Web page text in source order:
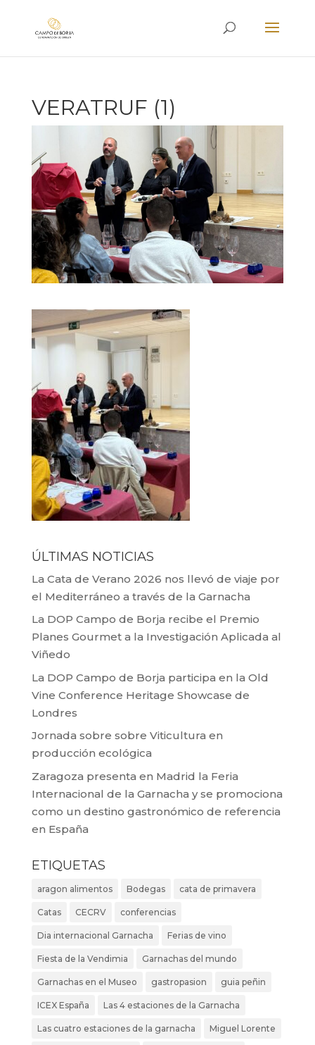
VERATRUF (1)
ÚLTIMAS NOTICIAS
La Cata de Verano 2026 nos llevó de viaje por
el Mediterráneo a través de la Garnacha
La DOP Campo de Borja recibe el Premio
Planes Gourmet a la Investigación Aplicada al
Viñedo
La DOP Campo de Borja participa en la Old
Vine Conference Heritage Showcase de
Londres
Jornada sobre sobre Viticultura en
producción ecológica
Zaragoza presenta en Madrid la Feria
Internacional de la Garnacha y se promociona
como un destino gastronómico de referencia
en España
ETIQUETAS
aragon alimentos Bodegas cata de primavera
Catas CECRV conferencias
Dia internacional Garnacha Ferias de vino
Fiesta de la Vendimia Garnachas del mundo
Garnachas en el Museo gastropasion guia peñin
ICEX España Las 4 estaciones de la Garnacha
Las cuatro estaciones de la garnacha Miguel Lorente